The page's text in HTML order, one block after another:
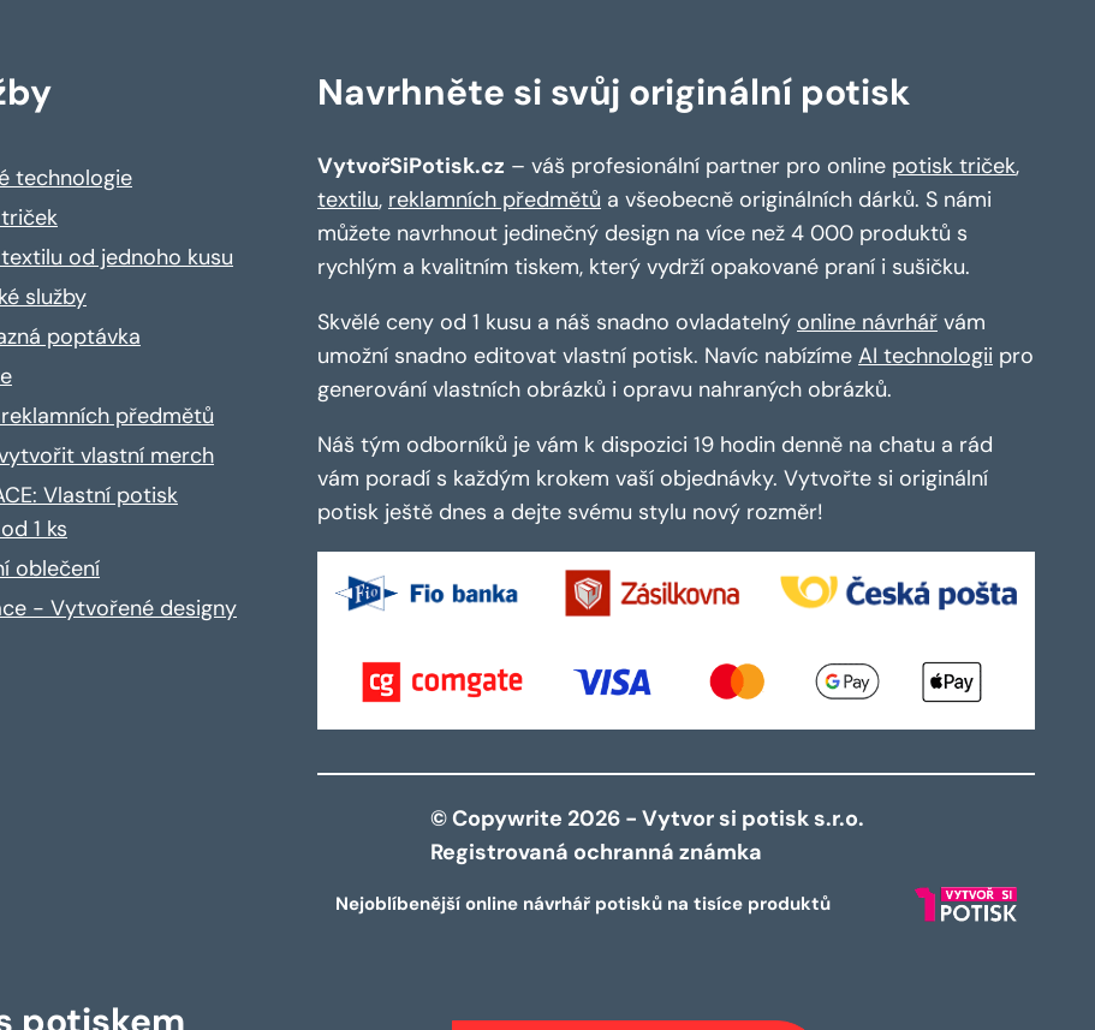
technologie
od jednoho kusu
služby
poptávka
předmětů
vlastní merch
Vlastní potisk
1 ks
oblečení
- Vytvořené designy
Navrhněte si svůj originální potisk
VytvořSiPotisk.cz – váš profesionální partner pro online potisk triček,
textilu, reklamních předmětů a všeobecně originálních dárků. S námi
můžete navrhnout jedinečný design na více než 4 000 produktů s
rychlým a kvalitním tiskem, který vydrží opakované praní i sušičku.
Skvělé ceny od 1 kusu a náš snadno ovladatelný online návrhář vám
umožní snadno editovat vlastní potisk. Navíc nabízíme AI technologii pro
generování vlastních obrázků i opravu nahraných obrázků.
Náš tým odborníků je vám k dispozici 19 hodin denně na chatu a rád
vám poradí s každým krokem vaší objednávky. Vytvořte si originální
potisk ještě dnes a dejte svému stylu nový rozměr!
© Copywrite 2026 - Vytvor si potisk s.r.o.
Registrovaná ochranná známka
Nejoblíbenější online návrhář potisků na tisíce produktů